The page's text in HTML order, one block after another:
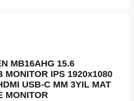
MB16AHG 15.6
MONITOR IPS 1920x1080
USB-C MM 3YIL MAT
MONITOR